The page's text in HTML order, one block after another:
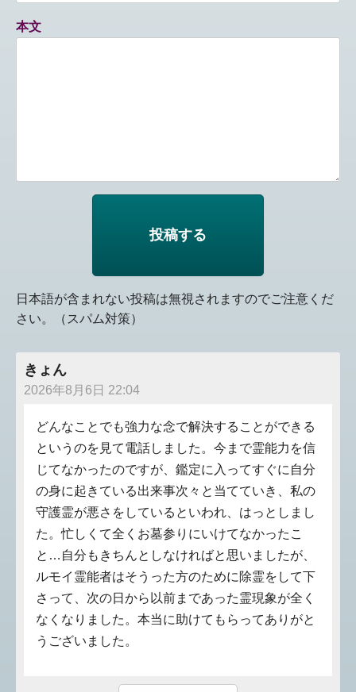
本文
日本語が含まれない投稿は無視されますのでご注意くだ
さい。（スパム対策）
きょん
2026年8月6日 22:04
どんなことでも強力な念で解決することができる
というのを見て電話しました。今まで霊能力を信
じてなかったのですが、鑑定に入ってすぐに自分
の身に起きている出来事次々と当てていき、私の
守護霊が悪さをしているといわれ、はっとしまし
た。忙しくて全くお墓参りにいけてなかったこ
と…自分もきちんとしなければと思いましたが、
ルモイ霊能者はそうった方のために除霊をして下
さって、次の日から以前まであった霊現象が全く
なくなりました。本当に助けてもらってありがと
うございました。